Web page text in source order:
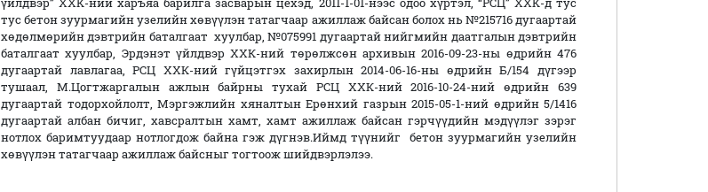
тус бетон зуурмагийн узелийн хөвүүлэн татагчаар ажиллаж байсан болох нь №215716 дугаартай
хөдөлмөрийн дэвтрийн баталгаат хуулбар, №075991 дугаартай нийгмийн даатгалын дэвтрийн
баталгаат хуулбар, Эрдэнэт үйлдвэр ХХК-ний төрөлжсөн архивын 2016-09-23-ны өдрийн 476
дугаартай лавлагаа, РСЦ ХХК-ний гүйцэтгэх захирлын 2014-06-16-ны өдрийн Б/154 дүгээр
тушаал, М.Цогтжаргалын ажлын байрны тухай РСЦ ХХК-ний 2016-10-24-ний өдрийн 639
дугаартай тодорхойлолт, Мэргэжлийн хяналтын Ерөнхий газрын 2015-05-1-ний өдрийн 5/1416
дугаартай албан бичиг, хавсралтын хамт, хамт ажиллаж байсан гэрчүүдийн мэдүүлэг зэрэг
нотлох баримтуудаар нотлогдож байна гэж дүгнэв.Иймд түүнийг бетон зуурмагийн узелийн
хөвүүлэн татагчаар ажиллаж байсныг тогтоож шийдвэрлэлээ.